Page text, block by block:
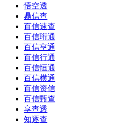
悟空透
鼎信查
百信速查
百信珩通
百信亨通
百信行通
百信恒通
百信横通
百信资信
百信甄查
享查透
知逐查